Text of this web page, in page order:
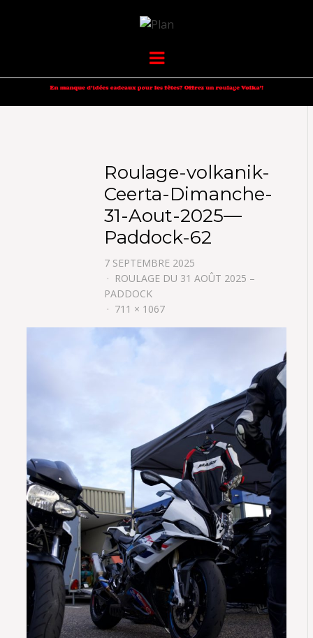
VOLKANIK-
ENDURANCE
Menu
Roulage-volkanik-
Ceerta-Dimanche-
31-Aout-2025—
Paddock-62
7 SEPTEMBRE 2025
ROULAGE DU 31 AOÛT 2025 –
PADDOCK
711 × 1067